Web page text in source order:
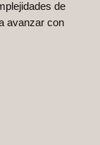
de
avanzar con